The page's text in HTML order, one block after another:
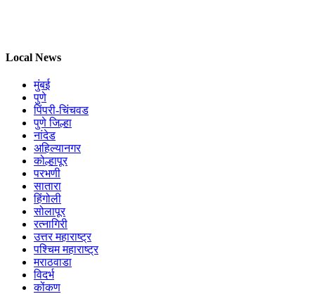
Local News
मुंबई
पुणे
पिंपरी-चिंचवड
पुणे जिल्हा
नांदेड
अहिल्यानगर
कोल्हापूर
परभणी
सातारा
हिंगोली
सोलापूर
रत्नागिरी
उत्तर महाराष्ट्र
पश्चिम महाराष्ट्र
मराठवाडा
विदर्भ
कोंकण